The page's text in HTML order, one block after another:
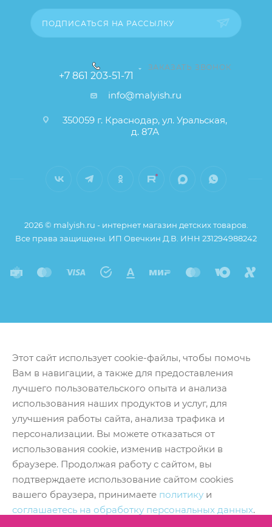
заказа остаются без изменений.
ПОДПИСАТЬСЯ НА РАССЫЛКУ
+7 861 203-51-71
ЗАКАЗАТЬ ЗВОНОК
info@malyish.ru
350059 г. Краснодар, ул. Уральская,
д. 87А
2026 © malyish.ru - интернет магазин детских товаров.
Все права защищены. ИП Овечкин Д.В. ИНН 231294988242
Этот сайт использует cookie-файлы, чтобы помочь
Вам в навигации, а также для предоставления
лучшего пользовательского опыта и анализа
использования наших продуктов и услуг, для
улучшения работы сайта, анализа трафика и
персонализации. Вы можете отказаться от
использования cookie, изменив настройки в
браузере. Продолжая работу с сайтом, вы
подтверждаете использование сайтом cookies
вашего браузера, принимаете политику и
соглашаетесь на обработку персональных данных.